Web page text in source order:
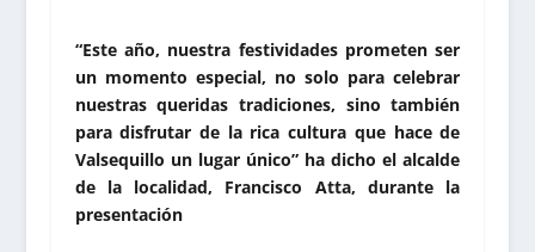
“Este año, nuestra festividades prometen ser
un momento especial, no solo para celebrar
nuestras queridas tradiciones, sino también
para disfrutar de la rica cultura que hace de
Valsequillo un lugar único” ha dicho el alcalde
de la localidad, Francisco Atta, durante la
presentación